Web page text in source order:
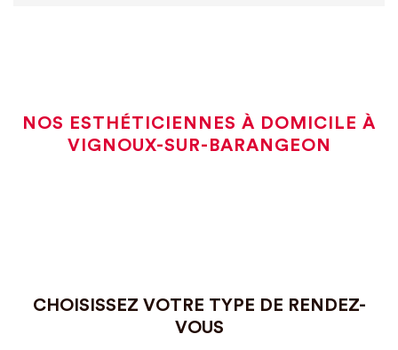
NOS ESTHÉTICIENNES À DOMICILE À
VIGNOUX-SUR-BARANGEON
CHOISISSEZ VOTRE TYPE DE RENDEZ-
VOUS